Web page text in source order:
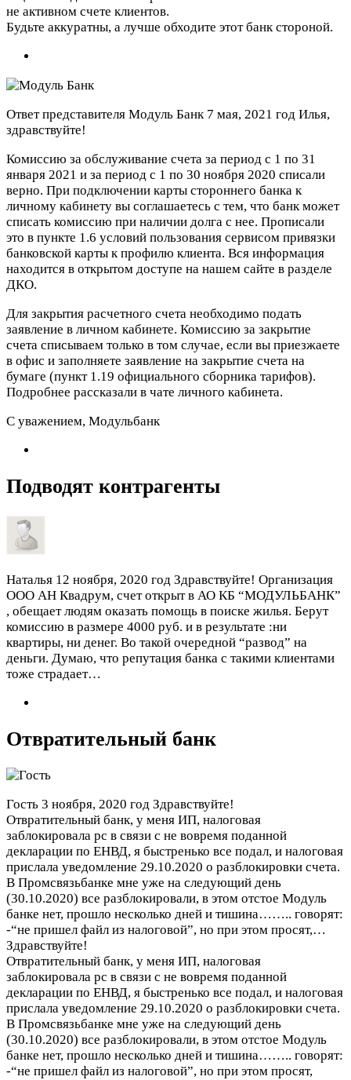
не активном счете клиентов.
Будьте аккуратны, а лучше обходите этот банк стороной.
Ответ представителя Модуль Банк 7 мая, 2021 год Илья,
здравствуйте!
Комиссию за обслуживание счета за период с 1 по 31
января 2021 и за период с 1 по 30 ноября 2020 списали
верно. При подключении карты стороннего банка к
личному кабинету вы соглашаетесь с тем, что банк может
списать комиссию при наличии долга с нее. Прописали
это в пункте 1.6 условий пользования сервисом привязки
банковской карты к профилю клиента. Вся информация
находится в открытом доступе на нашем сайте в разделе
ДКО.
Для закрытия расчетного счета необходимо подать
заявление в личном кабинете. Комиссию за закрытие
счета списываем только в том случае, если вы приезжаете
в офис и заполняете заявление на закрытие счета на
бумаге (пункт 1.19 официального сборника тарифов).
Подробнее рассказали в чате личного кабинета.
С уважением, Модульбанк
Подводят контрагенты
Наталья 12 ноября, 2020 год Здравствуйте! Организация
ООО АН Квадрум, счет открыт в АО КБ “МОДУЛЬБАНК”
, обещает людям оказать помощь в поиске жилья. Берут
комиссию в размере 4000 руб. и в результате :ни
квартиры, ни денег. Во такой очередной “развод” на
деньги. Думаю, что репутация банка с такими клиентами
тоже страдает…
Отвратительный банк
Гость 3 ноября, 2020 год Здравствуйте!
Отвратительный банк, у меня ИП, налоговая
заблокировала рс в связи с не вовремя поданной
декларации по ЕНВД, я быстренько все подал, и налоговая
прислала уведомление 29.10.2020 о разблокировки счета.
В Промсвязьбанке мне уже на следующий день
(30.10.2020) все разблокировали, в этом отстое Модуль
банке нет, прошло несколько дней и тишина…….. говорят:
-“не пришел файл из налоговой”, но при этом просят,…
Здравствуйте!
Отвратительный банк, у меня ИП, налоговая
заблокировала рс в связи с не вовремя поданной
декларации по ЕНВД, я быстренько все подал, и налоговая
прислала уведомление 29.10.2020 о разблокировки счета.
В Промсвязьбанке мне уже на следующий день
(30.10.2020) все разблокировали, в этом отстое Модуль
банке нет, прошло несколько дней и тишина…….. говорят:
-“не пришел файл из налоговой”, но при этом просят,